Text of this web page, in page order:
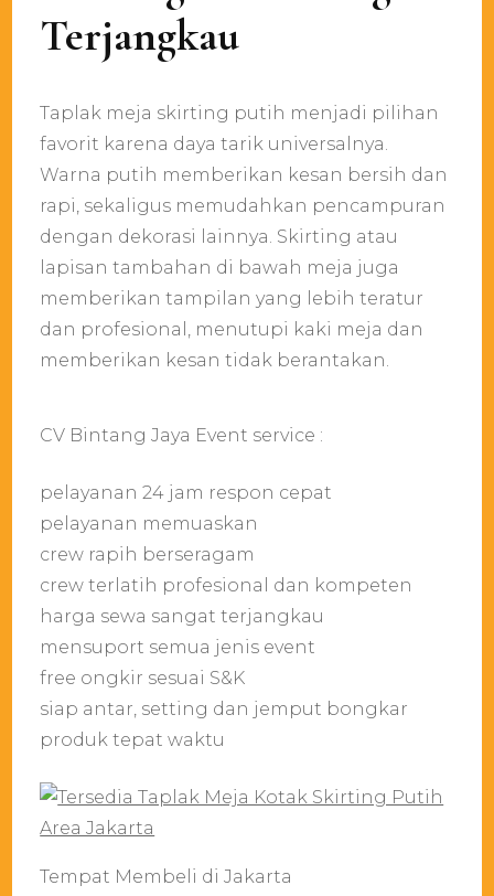
Terjangkau
Taplak meja skirting putih menjadi pilihan
favorit karena daya tarik universalnya.
Warna putih memberikan kesan bersih dan
rapi, sekaligus memudahkan pencampuran
dengan dekorasi lainnya. Skirting atau
lapisan tambahan di bawah meja juga
memberikan tampilan yang lebih teratur
dan profesional, menutupi kaki meja dan
memberikan kesan tidak berantakan.
CV Bintang Jaya Event service :
pelayanan 24 jam respon cepat
pelayanan memuaskan
crew rapih berseragam
crew terlatih profesional dan kompeten
harga sewa sangat terjangkau
mensuport semua jenis event
free ongkir sesuai S&K
siap antar, setting dan jemput bongkar
produk tepat waktu
Tempat Membeli di Jakarta